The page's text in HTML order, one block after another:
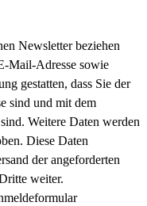
Newsletter beziehen
Mail-Adresse sowie
gestatten, dass Sie der
sind und mit dem
Weitere Daten werden
Diese Daten
der angeforderten
weiter.